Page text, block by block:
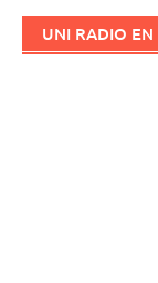
UNI RADIO EN